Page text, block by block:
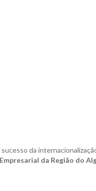
da
da Região do